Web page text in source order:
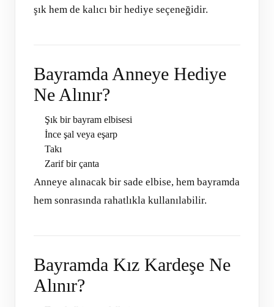
şık hem de kalıcı bir hediye seçeneğidir.
Bayramda Anneye Hediye
Ne Alınır?
Şık bir bayram elbisesi
İnce şal veya eşarp
Takı
Zarif bir çanta
Anneye alınacak bir sade elbise, hem bayramda
hem sonrasında rahatlıkla kullanılabilir.
Bayramda Kız Kardeşe Ne
Alınır?